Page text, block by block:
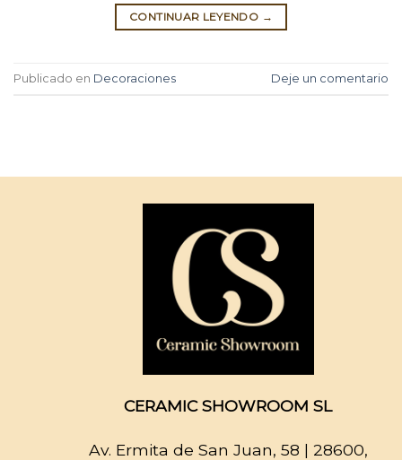
CONTINUAR LEYENDO →
Publicado en Decoraciones Deje un comentario
CERAMIC SHOWROOM SL
Av. Ermita de San Juan, 58 | 28600,